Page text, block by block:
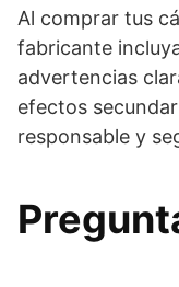
Al comprar tus
fabricante
advertencias
efectos
responsable y